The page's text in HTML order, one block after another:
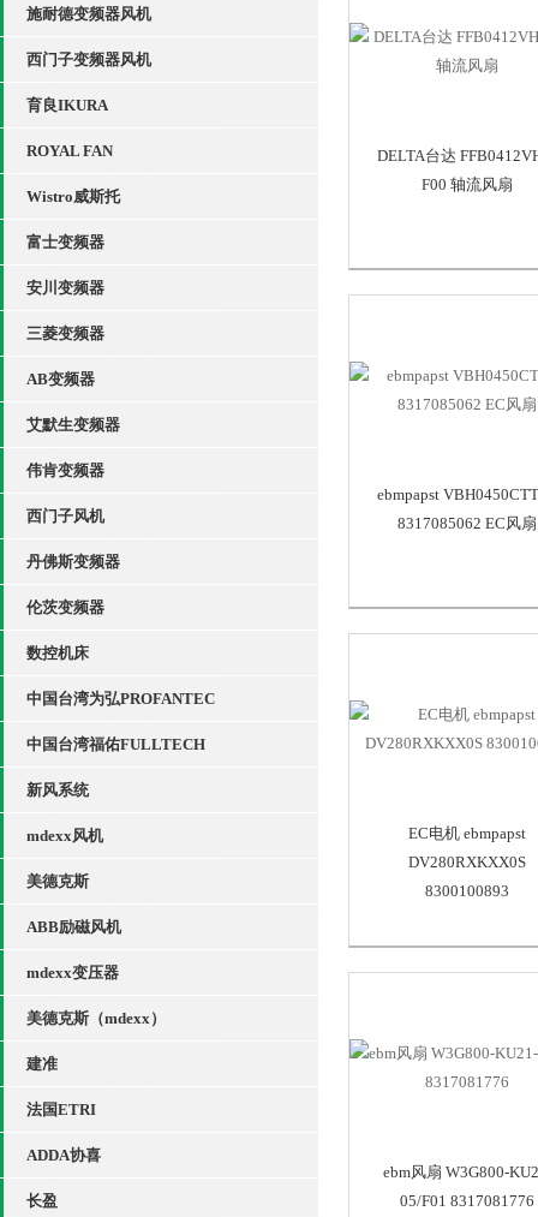
施耐德变频器风机
西门子变频器风机
育良IKURA
ROYAL FAN
Wistro威斯托
富士变频器
安川变频器
三菱变频器
AB变频器
艾默生变频器
伟肯变频器
西门子风机
丹佛斯变频器
伦茨变频器
数控机床
中国台湾为弘PROFANTEC
中国台湾福佑FULLTECH
新风系统
mdexx风机
美德克斯
ABB励磁风机
mdexx变压器
美德克斯（mdexx）
建准
法国ETRI
ADDA协喜
长盈
DELTA台达
F00 轴流风扇
ebmpapst
8317085062 EC风扇
EC电机 ebmpapst
DV280RXKXX0S
8300100893
ebm风扇 W3G800-
05/F01 8317081776